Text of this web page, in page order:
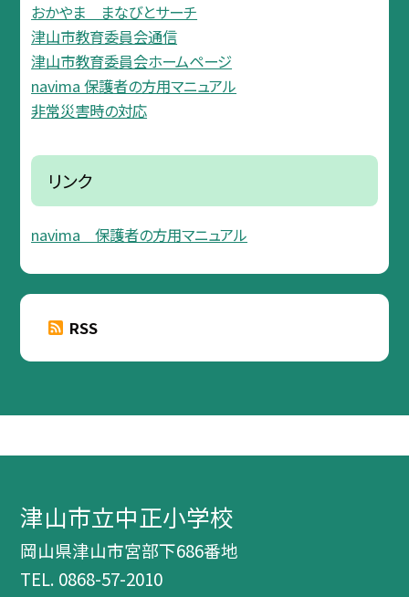
おかやま まなびとサーチ
津山市教育委員会通信
津山市教育委員会ホームページ
navima 保護者の方用マニュアル
非常災害時の対応
リンク
navima 保護者の方用マニュアル
RSS
津山市立中正小学校
岡山県津山市宮部下686番地
TEL. 0868-57-2010